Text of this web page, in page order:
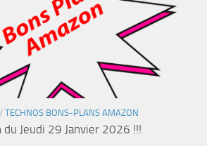
/ TECHNOS BONS-PLANS AMAZON
du Jeudi 29 Janvier 2026 !!!